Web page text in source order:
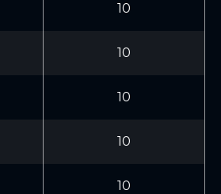
10
10
10
10
10